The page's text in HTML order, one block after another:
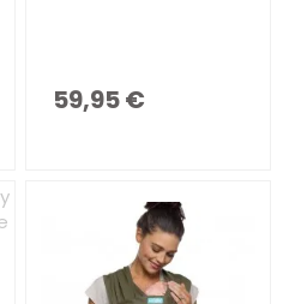
59,95 €